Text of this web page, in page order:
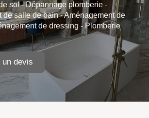
sol - Dépannage plomberie -
de salle de bain - Aménagement de
de dressing - Plomberie
un devis